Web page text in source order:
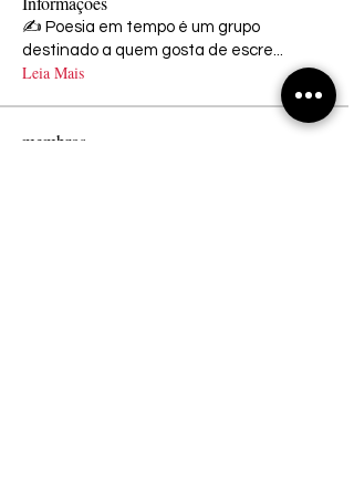
✍ Poesia em tempo é um grupo
destinado a quem gosta de escre...
Leia Mais
membros